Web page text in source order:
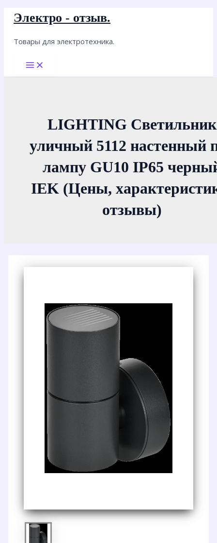
Перейти
содержимому
Электро - отзыв.
Товары для электротехника.
Main
Menu
LIGHTING Светильник
уличный 5112 настенный
лампу GU10 IP65
IEK (Цены,
отзывы)